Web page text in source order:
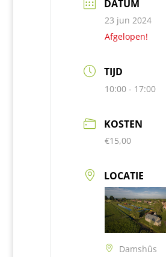
DATUM
23 jun 2024
Afgelopen!
TIJD
10:00 - 17:00
KOSTEN
€15,00
LOCATIE
Damshûs